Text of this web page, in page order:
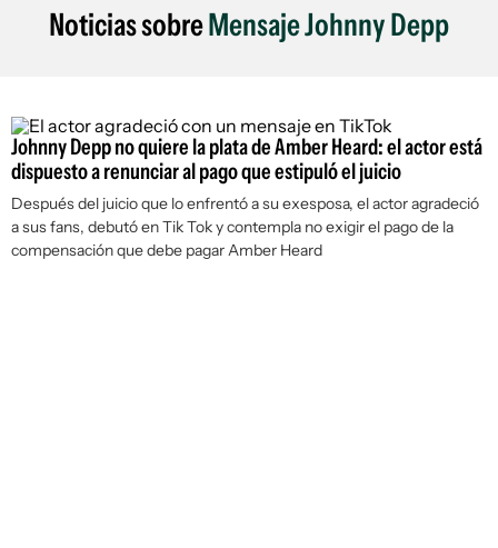
Noticias sobreMensaje Johnny Depp
Johnny Depp no quiere la plata de Amber Heard: el actor está
dispuesto a renunciar al pago que estipuló el juicio
Después del juicio que lo enfrentó a su exesposa, el actor agradeció
a sus fans, debutó en Tik Tok y contempla no exigir el pago de la
compensación que debe pagar Amber Heard